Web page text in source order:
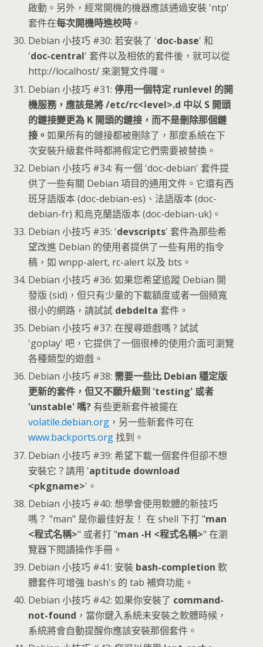
啟動。另外，經常開機的機器應該通過安裝 'ntp'
套件在每次開機時進校時 。
Debian 小技巧 #30: 若安裝了 'doc-base' 和
'doc-central' 套件以及相依的套件後，就可以從
http://localhost/ 來瀏覽文件囉。
Debian 小技巧 #31:停用一個特定 runlevel 的開
機服務，應該是將 /etc/rc<level>.d 中以 S 開頭
的鏈接變更為 K 開頭的鏈接，而不是刪除那個鏈
接。如果所有的鏈接都被刪除了，那麼系統在下
次安裝升級套件時都將假定它們需要被替換。
Debian 小技巧 #34: 有一個 'doc-debian' 套件提
供了一些有關 Debian 項目的通用文件。它還有西
班牙語版本 (doc-debian-es)、法語版本 (doc-
debian-fr) 和烏克蘭語版本 (doc-debian-uk)。
Debian 小技巧 #35: 'devscripts' 套件為那些希
望改進 Debian 的使用者提供了一些有用的指令
稿，如 wnpp-alert, rc-alert 以及 bts。
Debian 小技巧 #36: 如果您希望追蹤 Debian 開
發版 (sid)，但只有少量的下載額度或者一個頻寬
很小的網路，請試試 debdelta 套件。
Debian 小技巧 #37: 在搜尋遊戲嗎 ? 試試
'goplay' 吧，它提供了一個很棒的使用介面可瀏覽
各種類型的遊戲。
Debian 小技巧 #38: 需要一些比 Debian 穩定版
更新的套件，但又不願升級到 'testing' 或者
'unstable' 嗎? 有些更新套件被擺在
volatile.debian.org ，另一些新套件可在
www.backports.org找到。
Debian 小技巧 #39: 希望下載一個套件但卻不想
安裝它？請用 'aptitude download
<pkgname>'。
Debian 小技巧 #40: 想學會使用軟體的新技巧
嗎？ "man" 是你最佳好友！ 在 shell 下打 "man
<程式名稱>" 或者打 "man -H <程式名稱>" 在瀏
覽器下閱讀操作手冊。
Debian 小技巧 #41: 安裝 bash-completion 軟
體套件可增強 bash's 的 tab 補齊功能。
Debian 小技巧 #42: 如果你安裝了 command-
not-found ，當你鍵入系統未安裝之軟體時候，
系統將會自動提醒你應該安裝那個套件。